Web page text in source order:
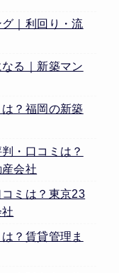
｜利回り・流
る｜新築マン
？福岡の新築
・口コミは？
会社
ミは？東京23
？賃貸管理ま